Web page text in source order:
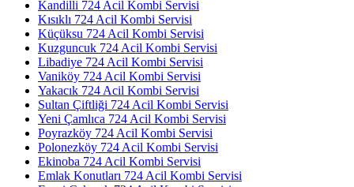
Kandilli 724 Acil Kombi Servisi
Kısıklı 724 Acil Kombi Servisi
Küçüksu 724 Acil Kombi Servisi
Kuzguncuk 724 Acil Kombi Servisi
Libadiye 724 Acil Kombi Servisi
Vaniköy 724 Acil Kombi Servisi
Yakacık 724 Acil Kombi Servisi
Sultan Çiftliği 724 Acil Kombi Servisi
Yeni Çamlıca 724 Acil Kombi Servisi
Poyrazköy 724 Acil Kombi Servisi
Polonezköy 724 Acil Kombi Servisi
Ekinoba 724 Acil Kombi Servisi
Emlak Konutları 724 Acil Kombi Servisi